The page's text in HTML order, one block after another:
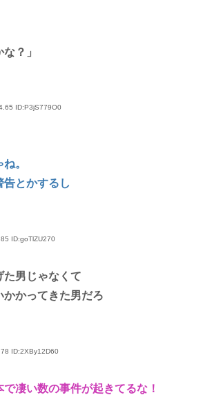
？」
ID:P3jS779O0
。
告とかするし
ID:goTlZU270
た男じゃなくて
かかってきた男だろ
ID:2XBy12D60
で凄い数の事件が起きてるな！